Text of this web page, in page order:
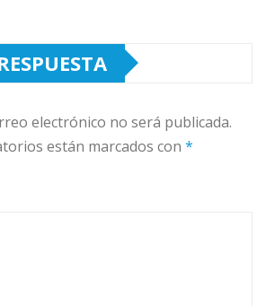
electrónico no será publicada.
están marcados con *